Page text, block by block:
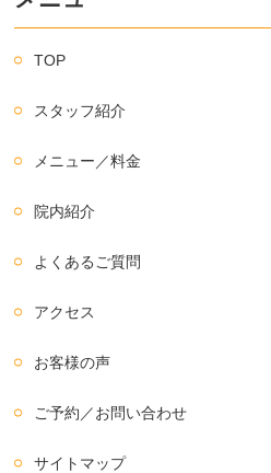
TOP
スタッフ紹介
メニュー／料金
院内紹介
よくあるご質問
アクセス
お客様の声
ご予約／お問い合わせ
サイトマップ